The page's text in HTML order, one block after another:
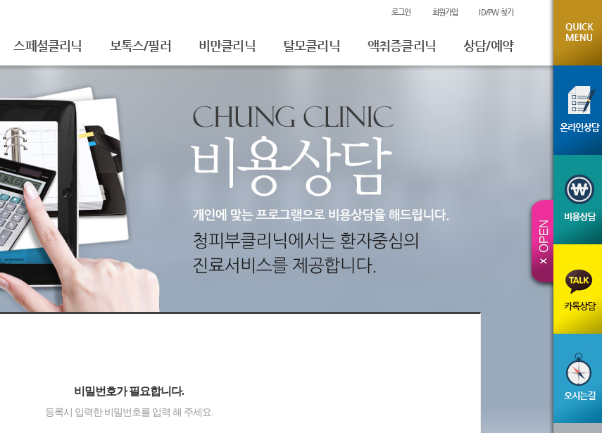
로그인 회원가입 ID/PW 찾기
스페셜클리닉 보톡스/필러 비만클리닉 탈모클리닉 액취증클리닉 상담/예약
셀라피토닝
주름/탄력
제모
FNS
물광주사
아쿠아필
백옥주사
신데렐라주사
슈링크(SHURINK)
셀렉 IPL
사각턱보톡스
종아리보톡스
필러
더모톡신
비밀번호가 필요합니다.
등록시 입력한 비밀번호를 입력 해 주세요.